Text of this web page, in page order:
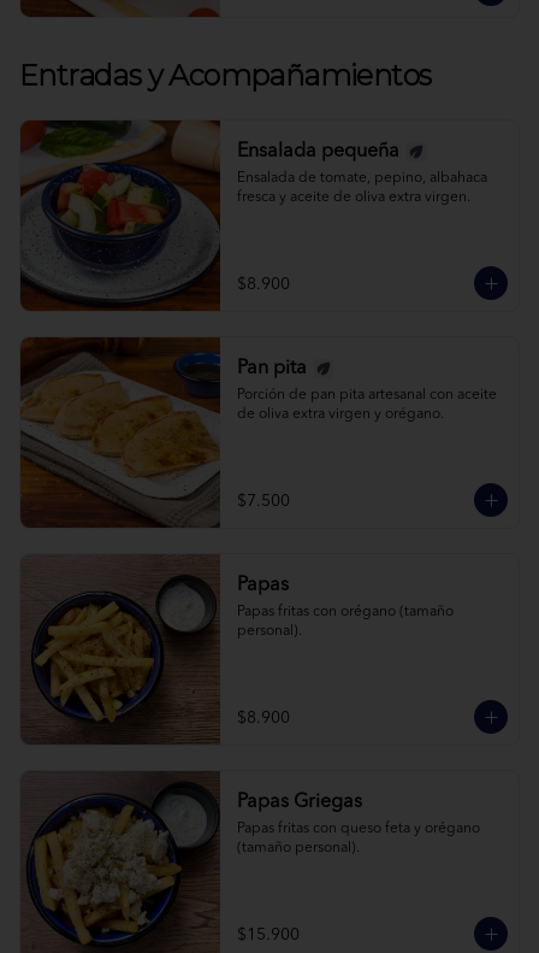
Entradas y Acompañamientos
Ensalada pequeña
Ensalada de tomate, pepino, albahaca
fresca y aceite de oliva extra virgen.
$8.900
Pan pita
Porción de pan pita artesanal con aceite
de oliva extra virgen y orégano.
$7.500
Papas
Papas fritas con orégano (tamaño
personal).
$8.900
Papas Griegas
Papas fritas con queso feta y orégano
(tamaño personal).
$15.900